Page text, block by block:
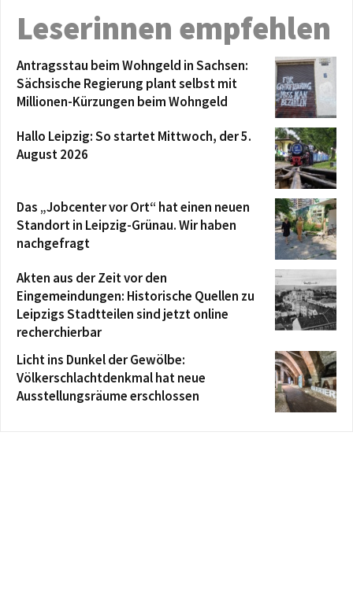
Leserinnen empfehlen
Antragsstau beim Wohngeld in Sachsen:
Sächsische Regierung plant selbst mit
Millionen-Kürzungen beim Wohngeld
Hallo Leipzig: So startet Mittwoch, der 5.
August 2026
Das „Jobcenter vor Ort“ hat einen neuen
Standort in Leipzig-Grünau. Wir haben
nachgefragt
Akten aus der Zeit vor den
Eingemeindungen: Historische Quellen zu
Leipzigs Stadtteilen sind jetzt online
recherchierbar
Licht ins Dunkel der Gewölbe:
Völkerschlachtdenkmal hat neue
Ausstellungsräume erschlossen